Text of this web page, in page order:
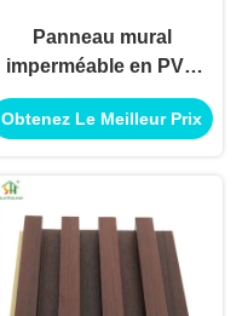
Panneau mural
imperméable en PVC
WPC pour application
d'application de mur
Obtenez Le Meilleur Prix